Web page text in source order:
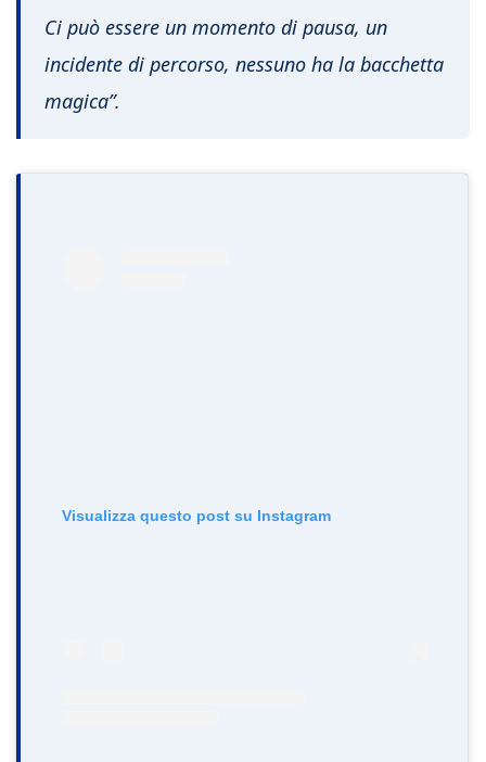
Ci può essere un momento di pausa, un
incidente di percorso, nessuno ha la bacchetta
magica”.
Visualizza questo post su Instagram